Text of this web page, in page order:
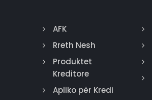
AFK
Rreth Nesh
Produktet
Kreditore
Apliko për Kredi